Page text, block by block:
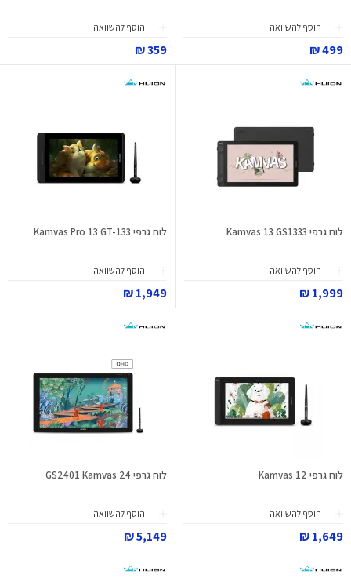
הוסף להשוואה
499 ₪
הוסף להשוואה
359 ₪
לוח גרפי Kamvas 13 GS1333
הוסף להשוואה
1,999 ₪
לוח גרפי Kamvas Pro 13 GT-133
הוסף להשוואה
1,949 ₪
לוח גרפי Kamvas 12
הוסף להשוואה
1,649 ₪
לוח גרפי GS2401 Kamvas 24
הוסף להשוואה
5,149 ₪